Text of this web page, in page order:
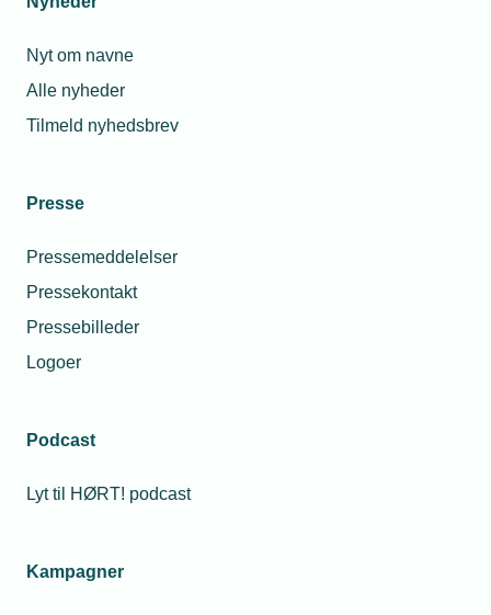
Nyt om navne
Alle nyheder
Tilmeld nyhedsbrev
Presse
Pressemeddelelser
Pressekontakt
Pressebilleder
Logoer
Podcast
Lyt til HØRT! podcast
Kampagner
under 18 år. Hvordan håndterer vi det?
28. juli 2026
udgangspunkt
sommerferien. Kun julegaven er fredet fra skat, og kun hvis